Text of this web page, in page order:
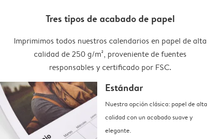
Tres tipos de acabado de papel
Imprimimos todos nuestros calendarios en papel de alta
calidad de 250 g/m², proveniente de fuentes
responsables y certificado por FSC.
Estándar
Nuestra opción clásica: papel de alta
calidad con un acabado suave y
elegante.